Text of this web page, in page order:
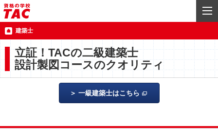
建築士
立証！TACの二級建築士
設計製図コースのクオリティ
一級建築士はこちら